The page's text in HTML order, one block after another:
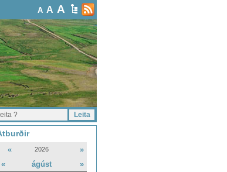
A A A
« 2026
»
«
ágúst »